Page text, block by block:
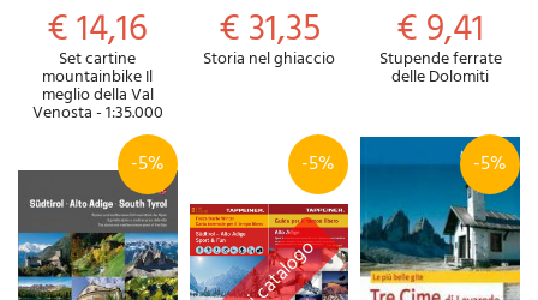
€ 14,16
Set cartine
mountainbike Il
meglio della Val
Venosta - 1:35.000
€ 31,35
Storia nel ghiaccio
€ 9,41
Stupende ferrate
delle Dolomiti
-5% -5% -5%